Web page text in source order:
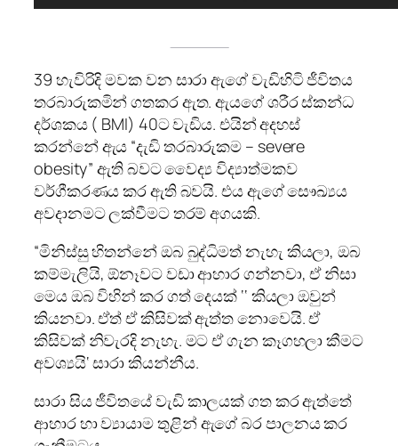
39 හැවිරිදි මවක වන සාරා ඇගේ වැඩිහිටි ජීවිතය
තරබාරුකමින් ගතකර ඇත. ඇයගේ ශරීර ස්කන්ධ
දර්ශකය ( BMI) 40ට වැඩිය. එයින් අදහස්
කරන්නේ ඇය “දැඩි තරබාරුකම – severe
obesity” ඇති බවට වෛද්‍ය විද්‍යාත්මකව
වර්ගීකරණය කර ඇති බවයි. එය ඇගේ සෞඛ්‍යය
අවදානමට ලක්වීමට තරම් අගයකි.
“මිනිස්සු හිතන්නේ ඔබ බුද්ධිමත් නැහැ කියලා, ඔබ
කම්මැලියි, ඕනෑවට වඩා ආහාර ගන්නවා, ඒ නිසා
මෙය ඔබ විහින් කර ගත් දෙයක් ‘‘ කියලා ඔවුන්
කියනවා. ඒත් ඒ කිසිවක් ඇත්ත නොවෙයි. ඒ
කිසිවක් නිවැරදි නැහැ. මට ඒ ගැන කෑගහලා කීමට
අවශ්‍යයි‘ සාරා කියන්නීය.
සාරා සිය ජීවිතයේ වැඩි කාලයක් ගත කර ඇත්තේ
ආහාර හා ව්‍යායාම තුළින් ඇගේ බර පාලනය කර